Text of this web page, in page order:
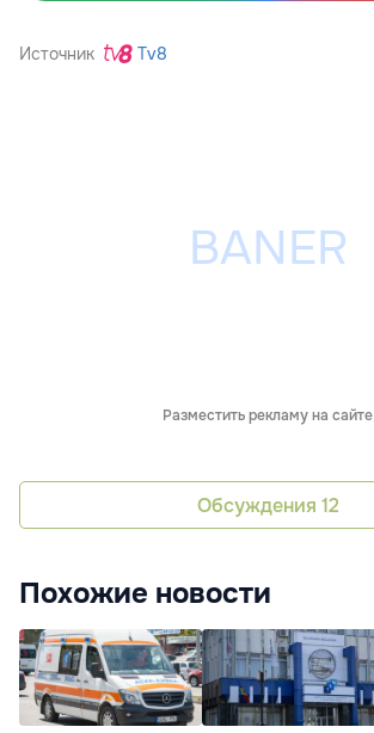
Источник Tv8
Разместить рекламу на сайте
Обсуждения 12
Похожие новости